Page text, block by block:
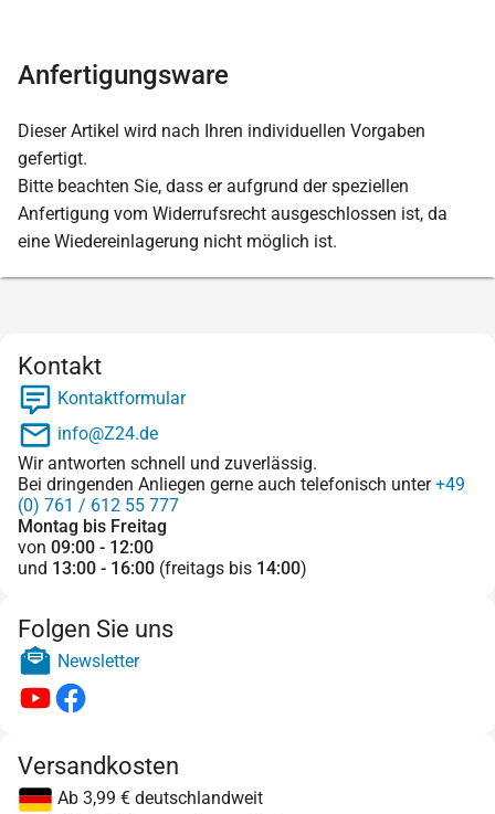
Anfertigungsware
Dieser Artikel wird nach Ihren individuellen Vorgaben
gefertigt.
Bitte beachten Sie, dass er aufgrund der speziellen
Anfertigung vom Widerrufsrecht ausgeschlossen ist, da
eine Wiedereinlagerung nicht möglich ist.
Kontakt
Kontaktformular
info@Z24.de
Wir antworten schnell und zuverlässig.
Bei dringenden Anliegen gerne auch telefonisch unter+49
(0) 761 / 612 55 777
Montag bis Freitag
von 09:00 - 12:00
und 13:00 - 16:00 (freitags bis 14:00)
Folgen Sie uns
Newsletter
Versandkosten
Ab 3,99 € deutschlandweit